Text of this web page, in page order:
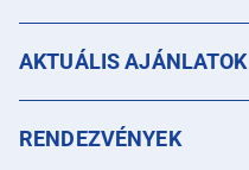
AKTUÁLIS AJÁNLATOK
RENDEZVÉNYEK